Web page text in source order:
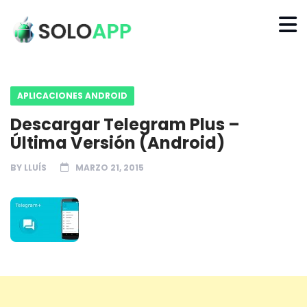
APLICACIONES ANDROID
Descargar Telegram Plus –
Última Versión (Android)
BY LLUÍS MARZO 21, 2015